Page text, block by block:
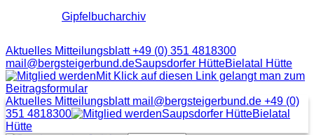
Gipfelbucharchiv
Aktuelles Mitteilungsblatt +49 (0) 351 4818300
mail@bergsteigerbund.deSaupsdorfer HütteBielatal Hütte
Mit Klick auf diesen Link gelangt man zum
Beitragsformular
Aktuelles Mitteilungsblatt mail@bergsteigerbund.de +49 (0)
351 4818300
Saupsdorfer HütteBielatal
Hütte